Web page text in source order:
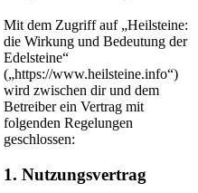
Mit dem Zugriff auf „Heilsteine:
die Wirkung und Bedeutung der
Edelsteine“
(„https://www.heilsteine.info“)
wird zwischen dir und dem
Betreiber ein Vertrag mit
folgenden Regelungen
geschlossen:
1. Nutzungsvertrag